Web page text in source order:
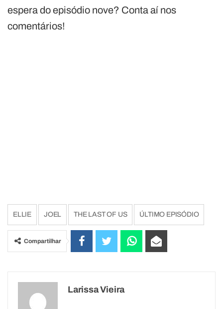
espera do episódio nove? Conta aí nos
comentários!
ELLIE JOEL THE LAST OF US ÚLTIMO EPISÓDIO
Compartilhar
Larissa Vieira